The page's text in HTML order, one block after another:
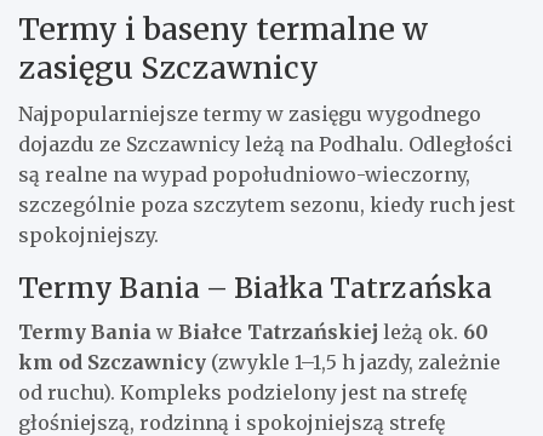
Termy i baseny termalne w
zasięgu Szczawnicy
Najpopularniejsze termy w zasięgu wygodnego
dojazdu ze Szczawnicy leżą na Podhalu. Odległości
są realne na wypad popołudniowo-wieczorny,
szczególnie poza szczytem sezonu, kiedy ruch jest
spokojniejszy.
Termy Bania – Białka Tatrzańska
Termy Bania w Białce Tatrzańskiej leżą ok. 60
km od Szczawnicy (zwykle 1–1,5 h jazdy, zależnie
od ruchu). Kompleks podzielony jest na strefę
głośniejszą, rodzinną i spokojniejszą strefę